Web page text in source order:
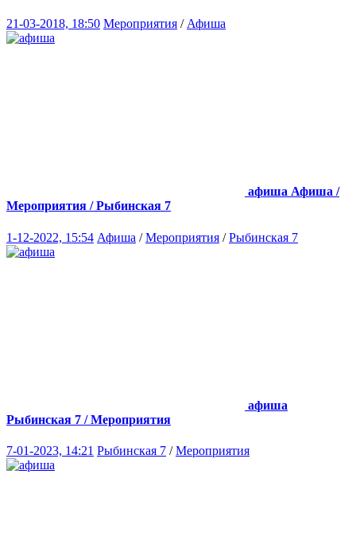
21-03-2018, 18:50 Мероприятия / Афиша
афиша Афиша /
Мероприятия / Рыбинская 7
1-12-2022, 15:54 Афиша /Мероприятия /Рыбинская 7
афиша
Рыбинская 7 / Мероприятия
7-01-2023, 14:21 Рыбинская 7 /Мероприятия